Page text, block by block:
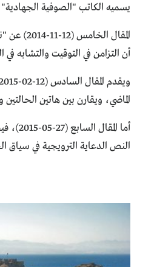
يسميه الكاتب "الصوفية الجهادية"
المقال
أن التزامن في التوقيت والتشابه في
الماضي، ويقارن بين هاتين
أما
النص الدعاية الترويجية في سياق